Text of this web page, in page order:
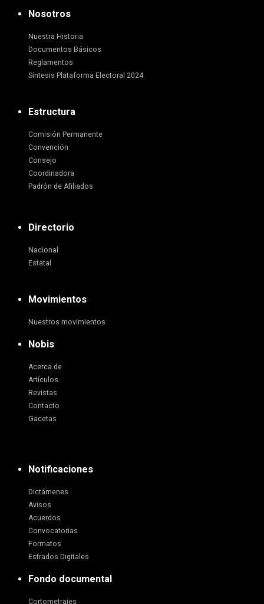
Nosotros
Nuestra Historia
Documentos Básicos
Reglamentos
Síntesis Plataforma Electoral 2024
Estructura
Comisión Permanente
Convención
Consejo
Coordinadora
Padrón de Afiliados
Directorio
Nacional
Estatal
Movimientos
Nuestros movimientos
Nobis
Acerca de
Artículos
Revistas
Contacto
Gacetas
Notificaciones
Dictámenes
Avisos
Acuerdos
Convocatorias
Formatos
Estrados Digitales
Fondo documental
Cortometrajes